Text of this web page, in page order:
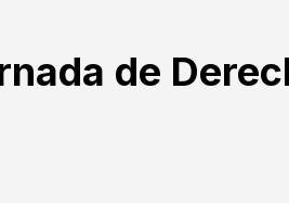
de